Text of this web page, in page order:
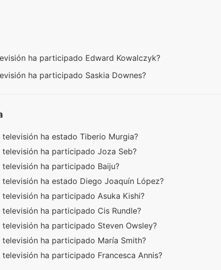
ha participado Edward Kowalczyk?
ha participado Saskia Downes?
ha estado Tiberio Murgia?
ha participado Joza Seb?
ha participado Baiju?
ha estado Diego Joaquín López?
ha participado Asuka Kishi?
ha participado Cis Rundle?
ha participado Steven Owsley?
ha participado María Smith?
ha participado Francesca Annis?